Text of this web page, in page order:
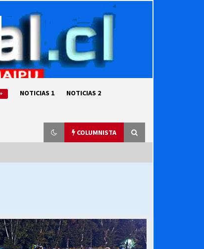
NOTICIAS 1 NOTICIAS 2
COLUMNISTA
¿Qué habrían dicho?
23/06/2026